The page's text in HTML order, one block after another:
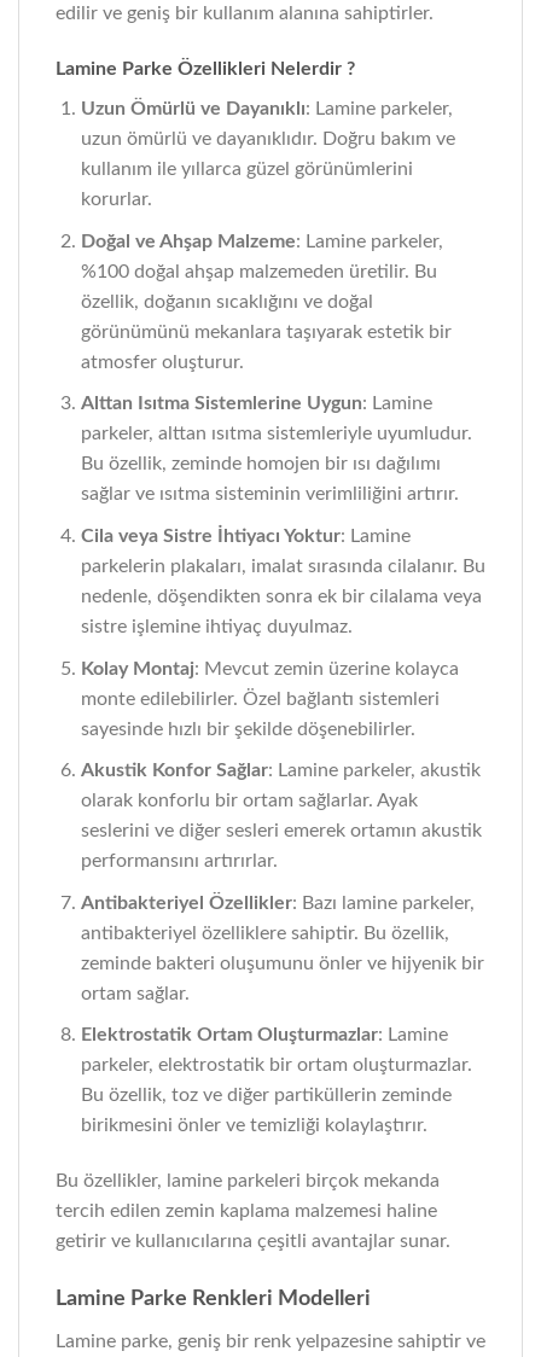
edilir ve geniş bir kullanım alanına sahiptirler.
Lamine Parke Özellikleri Nelerdir ?
Uzun Ömürlü ve Dayanıklı: Lamine parkeler,
uzun ömürlü ve dayanıklıdır. Doğru bakım ve
kullanım ile yıllarca güzel görünümlerini
korurlar.
Doğal ve Ahşap Malzeme: Lamine parkeler,
%100 doğal ahşap malzemeden üretilir. Bu
özellik, doğanın sıcaklığını ve doğal
görünümünü mekanlara taşıyarak estetik bir
atmosfer oluşturur.
Alttan Isıtma Sistemlerine Uygun: Lamine
parkeler, alttan ısıtma sistemleriyle uyumludur.
Bu özellik, zeminde homojen bir ısı dağılımı
sağlar ve ısıtma sisteminin verimliliğini artırır.
Cila veya Sistre İhtiyacı Yoktur: Lamine
parkelerin plakaları, imalat sırasında cilalanır. Bu
nedenle, döşendikten sonra ek bir cilalama veya
sistre işlemine ihtiyaç duyulmaz.
Kolay Montaj: Mevcut zemin üzerine kolayca
monte edilebilirler. Özel bağlantı sistemleri
sayesinde hızlı bir şekilde döşenebilirler.
Akustik Konfor Sağlar: Lamine parkeler, akustik
olarak konforlu bir ortam sağlarlar. Ayak
seslerini ve diğer sesleri emerek ortamın akustik
performansını artırırlar.
Antibakteriyel Özellikler: Bazı lamine parkeler,
antibakteriyel özelliklere sahiptir. Bu özellik,
zeminde bakteri oluşumunu önler ve hijyenik bir
ortam sağlar.
Elektrostatik Ortam Oluşturmazlar: Lamine
parkeler, elektrostatik bir ortam oluşturmazlar.
Bu özellik, toz ve diğer partiküllerin zeminde
birikmesini önler ve temizliği kolaylaştırır.
Bu özellikler, lamine parkeleri birçok mekanda
tercih edilen zemin kaplama malzemesi haline
getirir ve kullanıcılarına çeşitli avantajlar sunar.
Lamine Parke Renkleri Modelleri
Lamine parke, geniş bir renk yelpazesine sahiptir ve